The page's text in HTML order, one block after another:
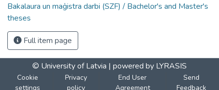
Bakalaura un maģistra darbi (SZF) / Bachelor's and Master's
theses
Full item page
© University of Latvia | powered by LYRASIS
Cookie
settings
Privacy
policy
End User
Agreement
Send
Feedback